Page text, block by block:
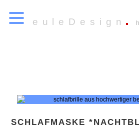
euleDesign
SCHLAFMASKE